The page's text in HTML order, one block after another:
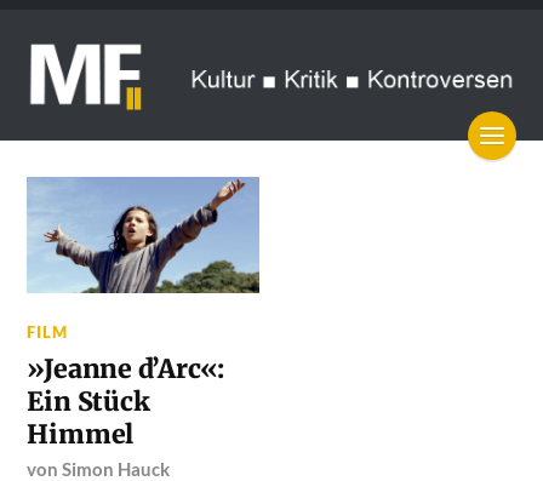
FILM
»Jeanne d’Arc«:
Ein Stück
Himmel
vonSimon Hauck